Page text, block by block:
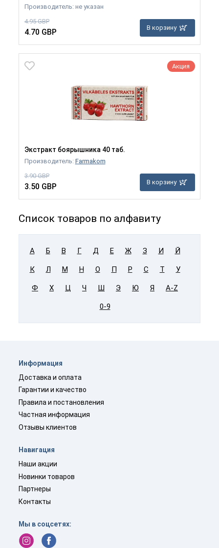
Производитель: не указан
4.95 GBP
4.70 GBP В корзину
Акция
Экстракт боярышника 40 таб.
Производитель: Farmakom
3.90 GBP
3.50 GBP В корзину
Список товаров по алфавиту
А Б В Г Д Е Ж З И Й
К Л М Н О П Р С Т У
Ф Х Ц Ч Ш Э Ю Я A-Z
0-9
Информация
Доставка и оплата
Гарантии и качество
Правила и постановления
Частная информация
Отзывы клиентов
Навигация
Наши акции
Новинки товаров
Партнеры
Контакты
Мы в соцсетях: